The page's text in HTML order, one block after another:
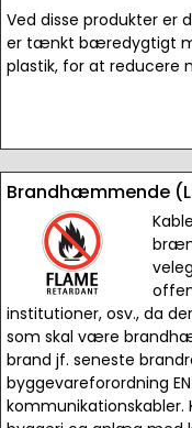
Ved disse produkter er
er tænkt bæredygtigt
plastik, for at reducere
Brandhæmmende
institutioner, osv., da
som skal være
brand jf. seneste
byggevareforordning
kommunikationskabler.